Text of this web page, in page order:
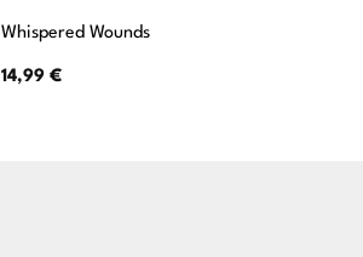
Whispered Wounds
14,99 €